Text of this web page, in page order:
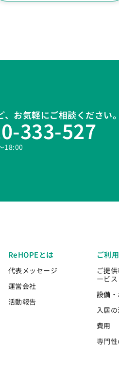
お気軽にご相談ください。
333-527
18:00
ReHOPEとは
代表メッセージ
運営会社
活動報告
ご利
ご提
ービス
設備
入居
費用
専門